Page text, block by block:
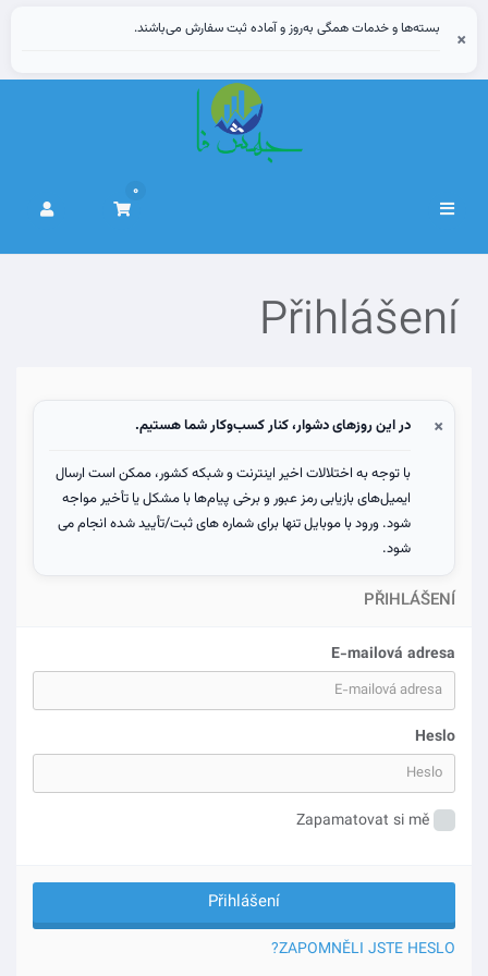
بسته‌ها و خدمات همگی به‌روز و آماده ثبت سفارش می‌باشند. ×
Přepnout
0
Přihlášení
در این روزهای دشوار، کنار کسب‌وکار شما هستیم.
با توجه به اختلالات اخیر اینترنت و شبکه کشور، ممکن است ارسال
ایمیل‌های بازیابی رمز عبور و برخی پیام‌ها با مشکل یا تأخیر مواجه
شود. ورود با موبایل تنها برای شماره های ثبت/تأیید شده انجام می
شود.
×
PŘIHLÁŠENÍ
E-mailová adresa
Heslo
ZAPOMNĚLI JSTE HESLO?